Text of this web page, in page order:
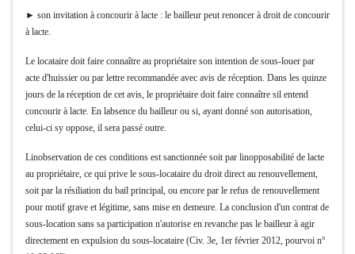
► son invitation à concourir à lacte : le bailleur peut renoncer à droit de concourir
à lacte.
Le locataire doit faire connaître au propriétaire son intention de sous-louer par
acte d'huissier ou par lettre recommandée avec avis de réception. Dans les quinze
jours de la réception de cet avis, le propriétaire doit faire connaître sil entend
concourir à lacte. En labsence du bailleur ou si, ayant donné son autorisation,
celui-ci sy oppose, il sera passé outre.
Linobservation de ces conditions est sanctionnée soit par linopposabilité de lacte
au propriétaire, ce qui prive le sous-locataire du droit direct au renouvellement,
soit par la résiliation du bail principal, ou encore par le refus de renouvellement
pour motif grave et légitime, sans mise en demeure. La conclusion d'un contrat de
sous-location sans sa participation n'autorise en revanche pas le bailleur à agir
directement en expulsion du sous-locataire (Civ. 3e, 1er février 2012, pourvoi n°